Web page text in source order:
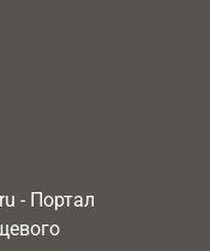
- Портал